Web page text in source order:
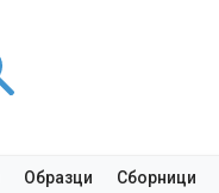
Образци Сборници